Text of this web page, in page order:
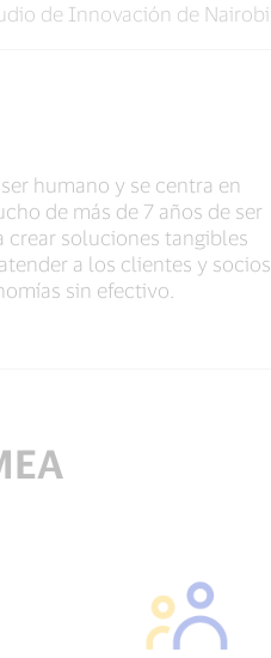
de Innovación de Nairobi
humano y se centra en
de más de 7 años de ser
crear soluciones tangibles
a los clientes y socios
sin efectivo.